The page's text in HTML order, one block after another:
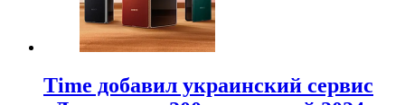
Time добавил украинский сервис